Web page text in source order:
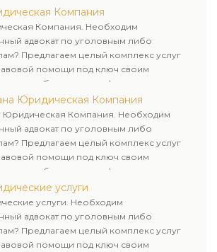
Индивидуальный подход к каждому
Компания
Компания. Необходим
адвокат по уголовным либо
Предлагаем целый комплекс услуг
помощи под ключ своим
обслуживание физических и
Индивидуальный подход к каждому
Юридическая Компания
Юридическая Компания. Необходим
адвокат по уголовным либо
Предлагаем целый комплекс услуг
помощи под ключ своим
обслуживание физических и
Индивидуальный подход к каждому
услуги
услуги. Необходим
адвокат по уголовным либо
Предлагаем целый комплекс услуг
помощи под ключ своим